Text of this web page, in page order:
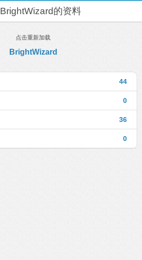
BrightWizard的资料
点击重新加载
BrightWizard
44
0
36
0